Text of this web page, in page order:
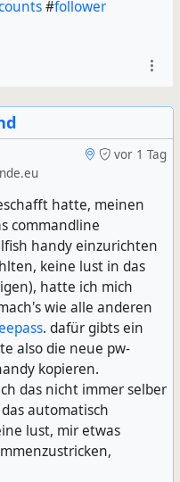
#follower
vor 1 Tag
hatte, meinen
commandline
handy einzurichten
keine lust in das
hatte ich mich
wie alle anderen
. dafür gibts ein
also die neue pw-
kopieren.
das nicht immer selber
automatisch
lust, mir etwas